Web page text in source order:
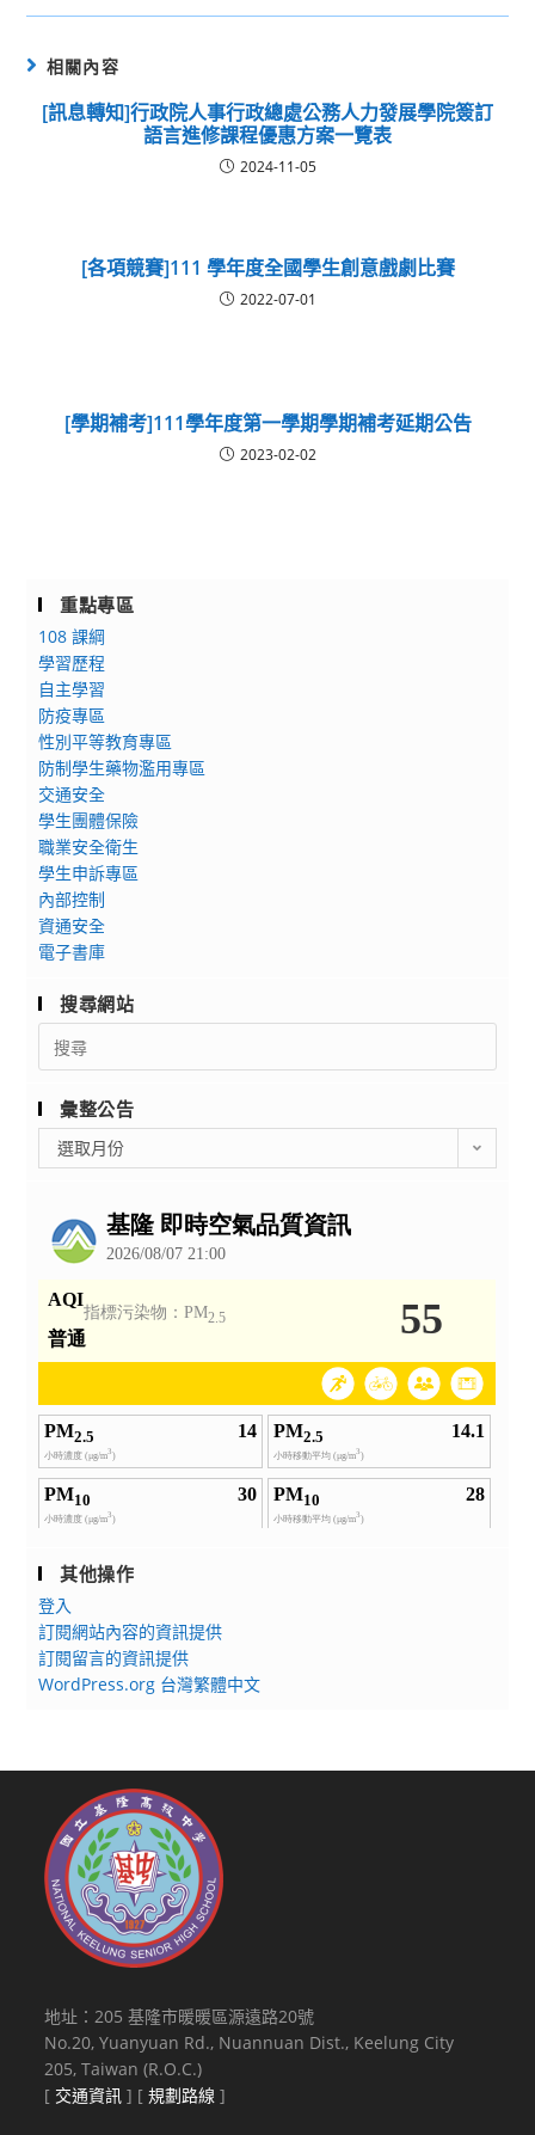
相關內容
[訊息轉知]行政院人事行政總處公務人力發展學院簽訂
語言進修課程優惠方案一覽表
2024-11-05
[各項競賽]111 學年度全國學生創意戲劇比賽
2022-07-01
[學期補考]111學年度第一學期學期補考延期公告
2023-02-02
重點專區
108 課綱
學習歷程
自主學習
防疫專區
性別平等教育專區
防制學生藥物濫用專區
交通安全
學生團體保險
職業安全衛生
學生申訴專區
內部控制
資通安全
電子書庫
搜尋網站
Search
for:
彙整公告
整
選取月份
其他操作
登入
訂閱網站內容的資訊提供
訂閱留言的資訊提供
WordPress.org 台灣繁體中文
地址：205 基隆市暖暖區源遠路20號
No.20, Yuanyuan Rd., Nuannuan Dist., Keelung City
205, Taiwan (R.O.C.)
[ 交通資訊 ] [規劃路線 ]